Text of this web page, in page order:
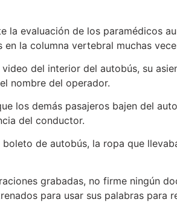
la evaluación de los paramédicos
la columna vertebral muchas
del interior del autobús, su
nombre del operador.
los demás pasajeros bajen del
del conductor.
de autobús, la ropa que
grabadas, no firme ningún
para usar sus palabras para